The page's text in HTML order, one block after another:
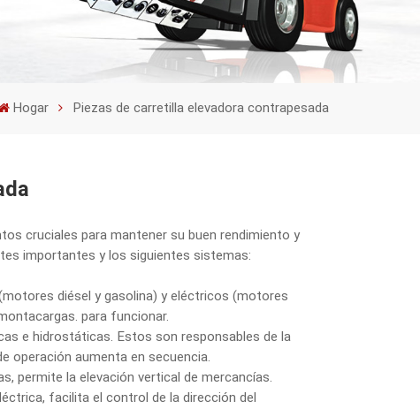
português
العربية
Hogar Piezas de carretilla elevadora contrapesada
cruciales para mantener su buen rendimiento y
importantes y los siguientes sistemas:
diésel y gasolina) y eléctricos (motores
para funcionar.
e hidrostáticas. Estos son responsables de la
operación aumenta en secuencia.
permite la elevación vertical de mercancías.
facilita el control de la dirección del